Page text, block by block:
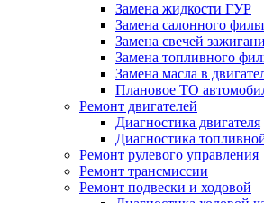
Замена жидкости ГУР
Замена салонного
Замена свечей
Замена топливного
Замена масла в
Плановое ТО
Ремонт двигателей
Диагностика двигателя
Диагностика
Ремонт рулевого управления
Ремонт трансмиссии
Ремонт подвески и ходовой